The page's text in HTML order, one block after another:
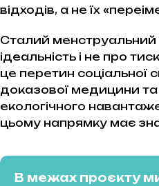
відходів, а не їх
Сталий менструальний
ідеальність і не про
це перетин соціальної
доказової медицини
екологічного
цьому напрямку має
В межах проєкту